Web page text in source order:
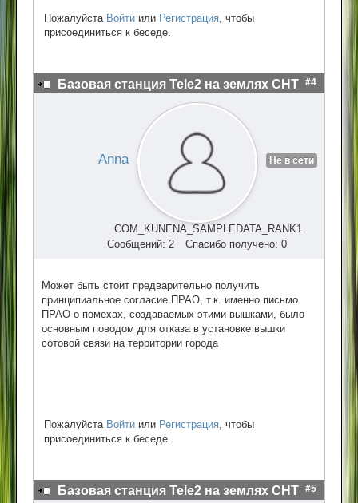
Пожалуйста Войти или Регистрация , чтобы
присоединиться к беседе.
Базовая станция Tele2 на землях СНТ #4
Anna Не в сети
COM_KUNENA_SAMPLEDATA_RANK1
Сообщений: 2
Спасибо получено: 0
Может быть стоит предварительно получить
принципиальное согласие ПРАО, т.к. именно письмо
ПРАО о помехах, создаваемых этими вышками, было
основным поводом для отказа в установке вышки
сотовой связи на территории города
Пожалуйста Войти или Регистрация , чтобы
присоединиться к беседе.
Базовая станция Tele2 на землях СНТ #5